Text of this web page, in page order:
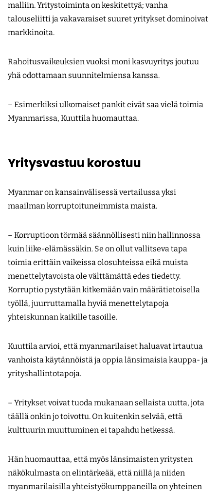
malliin. Yritystoiminta on keskitettyä; vanha
talouseliitti ja vakavaraiset suuret yritykset dominoivat
markkinoita.
Rahoitusvaikeuksien vuoksi moni kasvuyritys joutuu
yhä odottamaan suunnitelmiensa kanssa.
– Esimerkiksi ulkomaiset pankit eivät saa vielä toimia
Myanmarissa, Kuuttila huomauttaa.
Yritysvastuu korostuu
Myanmar on kansainvälisessä vertailussa yksi
maailman korruptoituneimmista maista.
– Korruptioon törmää säännöllisesti niin hallinnossa
kuin liike-elämässäkin. Se on ollut vallitseva tapa
toimia erittäin vaikeissa olosuhteissa eikä muista
menettelytavoista ole välttämättä edes tiedetty.
Korruptio pystytään kitkemään vain määrätietoisella
työllä, juurruttamalla hyviä menettelytapoja
yhteiskunnan kaikille tasoille.
Kuuttila arvioi, että myanmarilaiset haluavat irtautua
vanhoista käytännöistä ja oppia länsimaisia kauppa- ja
yrityshallintotapoja.
– Yritykset voivat tuoda mukanaan sellaista uutta, jota
täällä onkin jo toivottu. On kuitenkin selvää, että
kulttuurin muuttuminen ei tapahdu hetkessä.
Hän huomauttaa, että myös länsimaisten yritysten
näkökulmasta on elintärkeää, että niillä ja niiden
myanmarilaisilla yhteistyökumppaneilla on yhteinen